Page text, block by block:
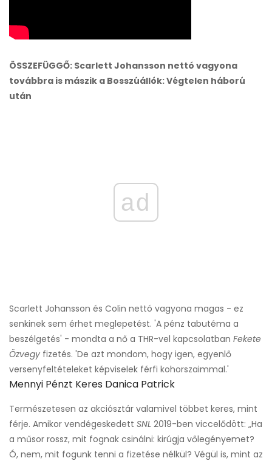
ÖSSZEFÜGGŐ: Scarlett Johansson nettó vagyona
továbbra is mászik a Bosszúállók: Végtelen háború
után
ad
Scarlett Johansson és Colin nettó vagyona magas - ez
senkinek sem érhet meglepetést. 'A pénz tabutéma a
beszélgetés' - mondta a nő a THR-vel kapcsolatban Fekete
Özvegy fizetés. 'De azt mondom, hogy igen, egyenlő
versenyfeltételeket képviselek férfi kohorszaimmal.'
Mennyi Pénzt Keres Danica Patrick
Természetesen az akciósztár valamivel többet keres, mint
férje. Amikor vendégeskedett SNL 2019-ben viccelődött: „Ha
a műsor rossz, mit fognak csinálni: kirúgja vőlegényemet?
Ó, nem, mit fogunk tenni a fizetése nélkül? Végül is, mint az